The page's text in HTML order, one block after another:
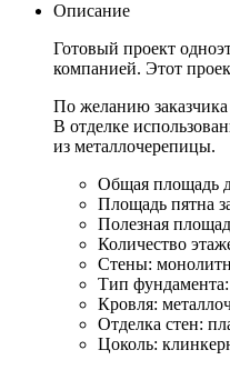
Описание
Готовый проект
компанией. Этот
По желанию
В отделке
из металлочерепицы.
Общая площадь
Площадь пятна
Полезная
Количество
Стены:
Тип
Кровля:
Отделка стен:
Цоколь: